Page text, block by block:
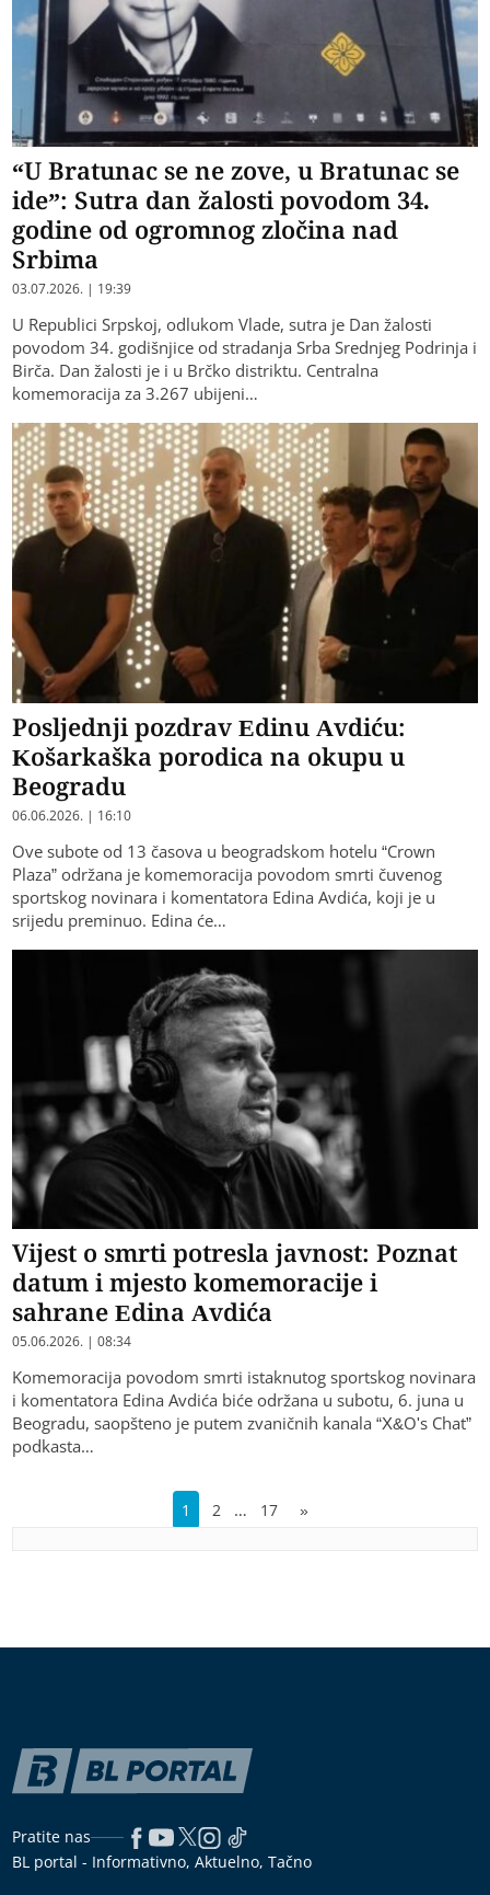
“U Bratunac se ne zove, u Bratunac se
ide”: Sutra dan žalosti povodom 34.
godine od ogromnog zločina nad
Srbima
03.07.2026. | 19:39
U Republici Srpskoj, odlukom Vlade, sutra je Dan žalosti
povodom 34. godišnjice od stradanja Srba Srednjeg Podrinja i
Birča. Dan žalosti je i u Brčko distriktu. Centralna
komemoracija za 3.267 ubijeni…
Posljednji pozdrav Edinu Avdiću:
Košarkaška porodica na okupu u
Beogradu
06.06.2026. | 16:10
Ove subote od 13 časova u beogradskom hotelu “Crown
Plaza” održana je komemoracija povodom smrti čuvenog
sportskog novinara i komentatora Edina Avdića, koji je u
srijedu preminuo. Edina će…
Vijest o smrti potresla javnost: Poznat
datum i mjesto komemoracije i
sahrane Edina Avdića
05.06.2026. | 08:34
Komemoracija povodom smrti istaknutog sportskog novinara
i komentatora Edina Avdića biće održana u subotu, 6. juna u
Beogradu, saopšteno je putem zvaničnih kanala “X&O's Chat”
podkasta…
1 2 … 17 »
Pratite nas
BL portal - Informativno, Aktuelno, Tačno